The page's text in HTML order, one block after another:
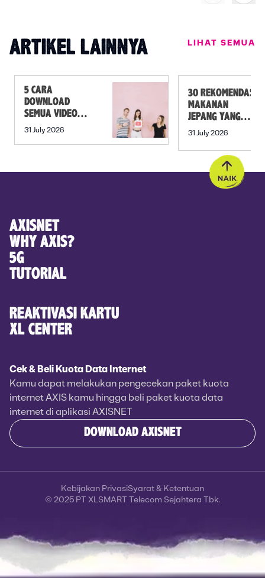
ARTIKEL LAINNYA LIHAT SEMUA
5 CARA
DOWNLOAD
SEMUA VIDEO
DALAM PLAYLIST
31 July 2026
30 REKOMENDASI
MAKANAN
JEPANG YANG
MUST TRY SELAIN
31 July 2026
AXISNET
WHY AXIS?
5G
TUTORIAL
REAKTIVASI KARTU
XL CENTER
Cek & Beli Kuota Data Internet
Kamu dapat melakukan pengecekan paket kuota
internet AXIS kamu hingga beli paket kuota data
internet di aplikasi AXISNET
DOWNLOAD AXISNET
© 2025 PT XLSMART Telecom Sejahtera Tbk.
Kebijakan PrivasiSyarat & Ketentuan